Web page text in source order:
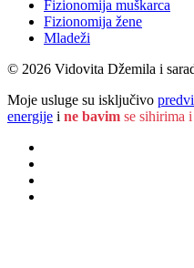
Fizionomija muškarca
Fizionomija žene
Mladeži
© 2026 Vidovita Džemila i
Moje usluge su isključivo
energije i ne bavim se sihirima